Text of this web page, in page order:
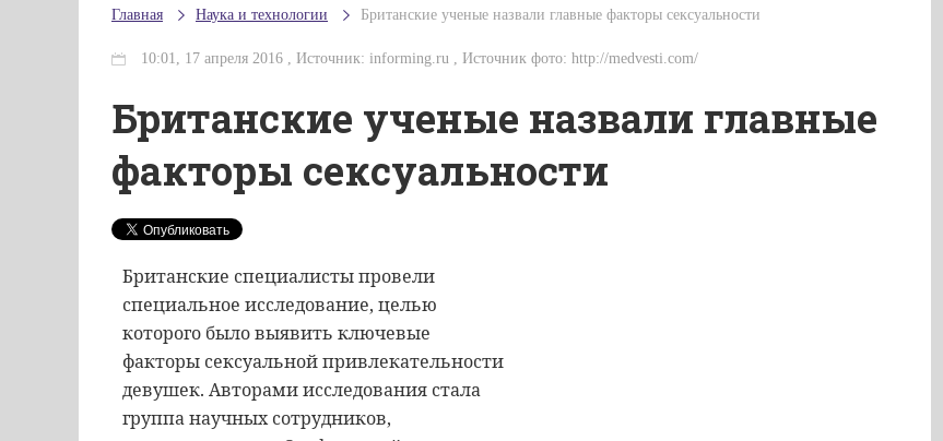
Главная Наука и технологии Британские ученые назвали главные факторы сексуальности
10:01, 17 апреля 2016 , Источник: informing.ru , Источник фото: http://medvesti.com/
Британские ученые назвали главные
факторы сексуальности
Британские специалисты провели
специальное исследование, целью
которого было выявить ключевые
факторы сексуальной привлекательности
девушек. Авторами исследования стала
группа научных сотрудников,